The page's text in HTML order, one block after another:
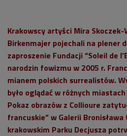
Krakowscy artyści Mira Skoczek-
Birkenmajer pojechali na plener
zaproszenie Fundacji “Soleil de
narodzin fowizmu w 2005 r.
mianem polskich surrealistów.
było oglądać w różnych
Pokaz obrazów z Collioure
francuskie” w Galerii Bronisława
krakowskim Parku Decjusza